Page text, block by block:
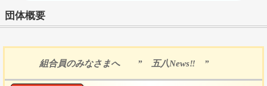
団体概要
組合員のみなさまへ ” 五八News‼ ”